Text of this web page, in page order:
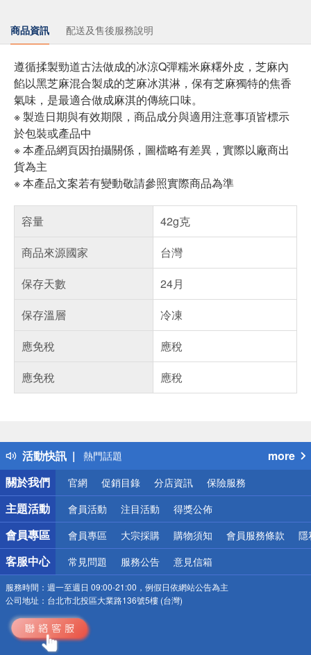
商品資訊 配送及售後服務說明
遵循揉製勁道古法做成的冰涼Q彈糯米麻糬外皮，芝麻內
餡以黑芝麻混合製成的芝麻冰淇淋，保有芝麻獨特的焦香
氣味，是最適合做成麻淇的傳統口味。
※ 製造日期與有效期限，商品成分與適用注意事項皆標示
於包裝或產品中
※ 本產品網頁因拍攝關係，圖檔略有差異，實際以廠商出
貨為主
※ 本產品文案若有變動敬請參照實際商品為準
容量
42g克
商品來源國家
台灣
保存天數
24月
保存溫層
冷凍
應免稅
應稅
應免稅
應稅
活動快訊
得獎公告
熱門話題
銀行優惠
偏遠地區配送
詐騙網頁！請小心！
more
關於我們
官網 促銷目錄 分店資訊 保險服務
主題活動 會員活動 注目活動 得獎公佈
會員專區 會員專區 大宗採購 購物須知 會員服務條款 隱
客服中心 常見問題 服務公告 意見信箱
服務時間： 週一至週日 09:00-21:00，例假日依網站公告為主
公司地址： 台北市北投區大業路136號5樓 (台灣)